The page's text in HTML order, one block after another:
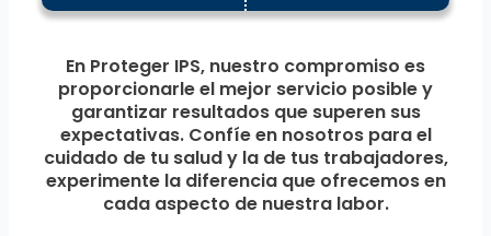
En Proteger IPS, nuestro compromiso es
proporcionarle el mejor servicio posible y
garantizar resultados que superen sus
expectativas. Confíe en nosotros para el
cuidado de tu salud y la de tus trabajadores,
experimente la diferencia que ofrecemos en
cada aspecto de nuestra labor.